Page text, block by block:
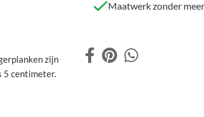
zijn
5 centimeter.
Maatwerk zonder